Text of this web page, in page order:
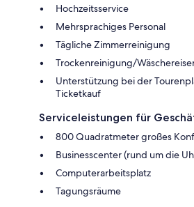
Hochzeitsservice
Mehrsprachiges Personal
Tägliche Zimmerreinigung
Trockenreinigung/
Unterstützung bei der
Ticketkauf
Serviceleistungen für
800 Quadratmeter großes
Businesscenter (rund um die
Computerarbeitsplatz
Tagungsräume